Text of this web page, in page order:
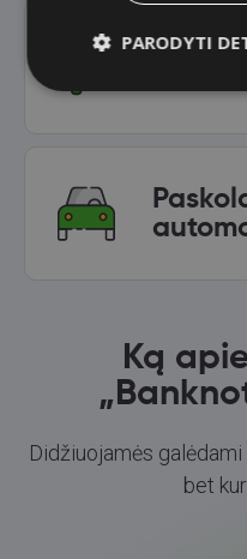
Paskola
Ką
Didžiuojamės
bet
PARODYTI